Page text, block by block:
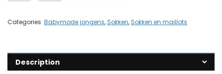
Categories: Babymode jongens, Sokken, Sokken en maillots
Description